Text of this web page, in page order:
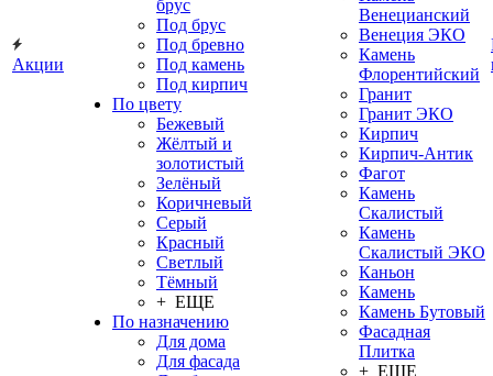
Акции
брус
Под брус
Под бревно
Под камень
Под кирпич
По цвету
Бежевый
Жёлтый и
золотистый
Зелёный
Коричневый
Серый
Красный
Светлый
Тёмный
+ ЕЩЕ
По назначению
Для дома
Для фасада
Венецианский
Венеция ЭКО
Камень
Флорентийский
Гранит
Гранит ЭКО
Кирпич
Кирпич-Антик
Фагот
Камень
Скалистый
Камень
Скалистый ЭКО
Каньон
Камень
Камень Бутовый
Фасадная
Плитка
+ ЕЩЕ